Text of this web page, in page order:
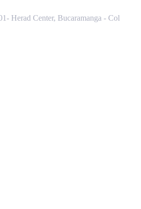
Herad Center, Bucaramanga - Col